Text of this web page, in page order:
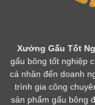
Xưởng Gấu Tốt
gấu bông tốt nghiệp
cá nhân đến doanh
trình gia công
sản phẩm gấu bông